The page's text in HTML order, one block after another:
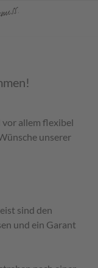
allem flexibel
unserer
sind den
und ein Garant